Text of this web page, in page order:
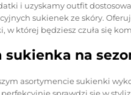
i uzyskamy outfit
sukienek ze skóry.
w której będziesz czuła się
sukienka na
asortymencie sukienki